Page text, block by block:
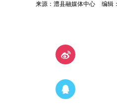
来源：澧县融媒体中心 编辑